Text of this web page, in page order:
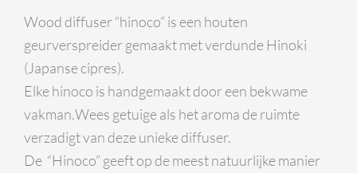
Wood diffuser “hinoco” is een houten
geurverspreider gemaakt met verdunde Hinoki
(Japanse cipres).
Elke hinoco is handgemaakt door een bekwame
vakman.Wees getuige als het aroma de ruimte
verzadigt van deze unieke diffuser.
De “Hinoco” geeft op de meest natuurlijke manier